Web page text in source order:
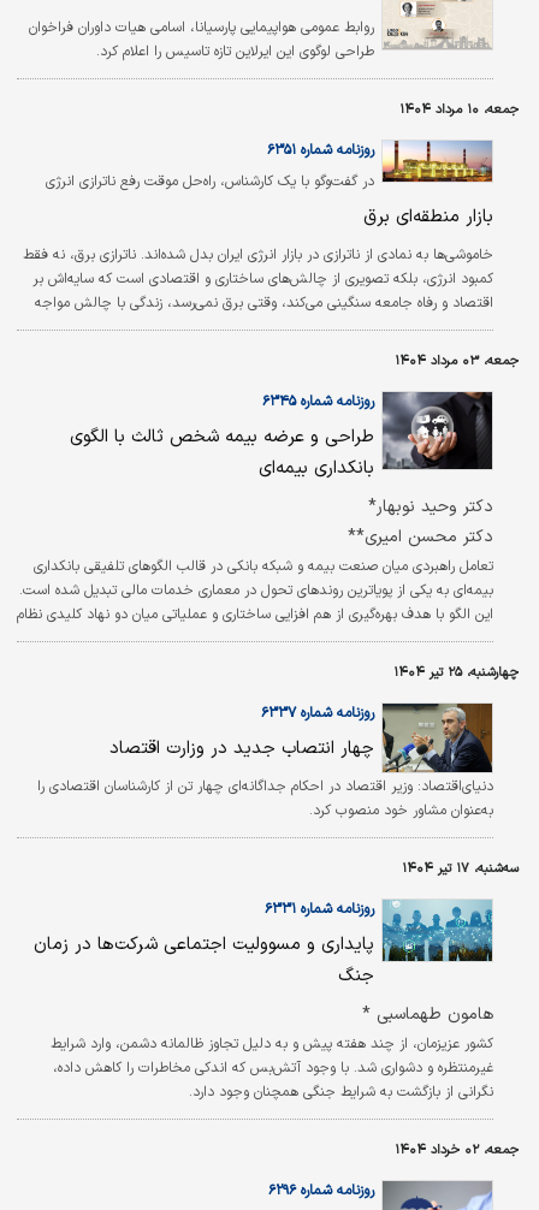
روابط عمومی هواپیمایی پارسیانا، اسامی هیات داوران فراخوان
طراحی لوگوی این ایرلاین تازه تاسیس را اعلام کرد.
جمعه، ۱۰ مرداد ۱۴۰۴
در گفت‌وگو با یک کارشناس، راه‌حل موقت رفع ناترازی انرژی
روزنامه شماره ۶۳۵۱
بازار منطقه‌ای برق
خاموشی‌ها به نمادی از ناترازی در بازار انرژی ایران بدل شده‌اند. ناترازی برق، نه فقط
کمبود انرژی، بلکه تصویری از چالش‌های ساختاری و اقتصادی است که سایه‌اش بر
اقتصاد و رفاه جامعه سنگینی می‌کند، وقتی برق نمی‌رسد، زندگی با چالش مواجه
می‌شود. در شرایطی که ایران درگیر ناترازی برق است همچنان صادرات برق به
کشورهای دیگر وجود دارد، در این وضعیت، تنها راه چاره برای مقابله با بحران اقدام
به مبادله دو طرفه و حتی به شکل تهاتر از سایر کشورها است. واردات برق از سایر
کشورها می‌تواند راه‌حل کوتاه‌مدت مساله…
جمعه، ۰۳ مرداد ۱۴۰۴
روزنامه شماره ۶۳۴۵
طراحی و عرضه بیمه شخص ثالث با الگوی
بانکداری بیمه‌ای
دکتر وحید نوبهار*
دکتر محسن امیری**
تعامل راهبردی میان صنعت بیمه و شبکه بانکی در قالب الگوهای تلفیقی بانکداری
بیمه‌ای به یکی از پویاترین روندهای تحول در معماری خدمات مالی تبدیل شده است.
این الگو با هدف بهره‌‌‌گیری از هم افزایی ساختاری و عملیاتی میان دو نهاد کلیدی نظام
مالی بستری را برای ارتقای کارآیی، افزایش ضریب نفوذ بیمه و توسعه خدمات ترکیبی
فراهم آورده‌‌‌اند.
چهارشنبه، ۲۵ تیر ۱۴۰۴
روزنامه شماره ۶۳۳۷
چهار انتصاب جدید در وزارت اقتصاد
دنیای‌اقتصاد: وزیر اقتصاد در احکام جداگانه‌ای چهار تن از کارشناسان اقتصادی را
به‌عنوان مشاور خود منصوب کرد.
سه‌شنبه، ۱۷ تیر ۱۴۰۴
روزنامه شماره ۶۳۳۱
پایداری و مسوولیت اجتماعی شرکت‌ها در زمان
جنگ
هامون طهماسبی *
کشور عزیزمان، از چند هفته پیش و به دلیل تجاوز ظالمانه دشمن، وارد شرایط
غیرمنتظره‌ و دشواری شد. با وجود آتش‌بس که اندکی مخاطرات را کاهش داده،
نگرانی از بازگشت به شرایط جنگی همچنان وجود دارد.
جمعه، ۰۲ خرداد ۱۴۰۴
روزنامه شماره ۶۲۹۶